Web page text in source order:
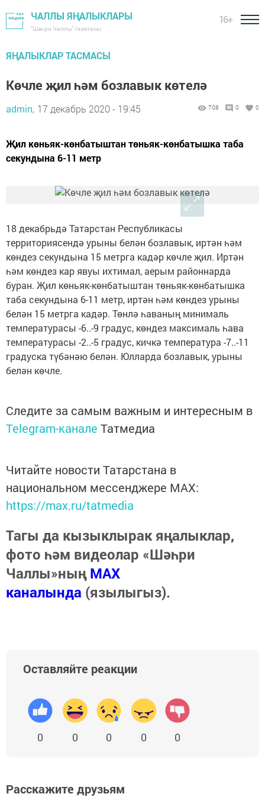
ЧАЛЛЫ ЯҢАЛЫКЛАРЫ
"Шәһри Чаллы" газетасы
16+
ЯҢАЛЫКЛАР ТАСМАСЫ
Көчле җил һәм бозлавык көтелә
admin, 17 декабрь 2020 - 19:45 708 0 0
Җил көньяк-көнбатыштан төньяк-көнбатышка таба
секундына 6-11 метр
18 декабрьдә Татарстан Республикасы
территориясендә урыны белән бозлавык, иртән һәм
көндез секундына 15 метрга кадәр көчле җил. Иртән
һәм көндез кар явуы ихтимал, аерым районнарда
буран. Җил көньяк-көнбатыштан төньяк-көнбатышка
таба секундына 6-11 метр, иртән һәм көндез урыны
белән 15 метрга кадәр. Төнлә һаваның минималь
температурасы -6..-9 градус, көндез максималь һава
температурасы -2..-5 градус, кичкә температура -7..-11
градуска түбәнәю белән. Юлларда бозлавык, урыны
белән көчле.
Следите за самым важным и интересным в
Telegram-канале Татмедиа
Читайте новости Татарстана в
национальном мессенджере MАХ:
https://max.ru/tatmedia
Тагы да кызыклырак яңалыклар,
фото һәм видеолар «Шәһри
Чаллы»ныңMAX
каналында (язылыгыз).
Оставляйте реакции
0 0 0 0 0
Расскажите друзьям